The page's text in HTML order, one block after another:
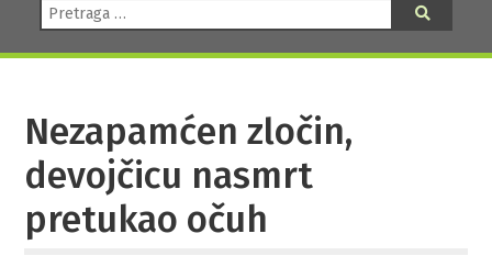
Pretraga:
Nezapamćen zločin,
devojčicu nasmrt
pretukao očuh